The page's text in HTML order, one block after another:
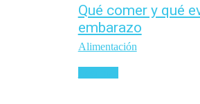
Qué comer y qué
embarazo
Alimentación